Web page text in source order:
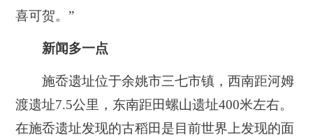
喜可贺。”
新闻多一点
施岙遗址位于余姚市三七市镇，西南距河姆
渡遗址7.5公里，东南距田螺山遗址400米左右。
在施岙遗址发现的古稻田是目前世界上发现的面